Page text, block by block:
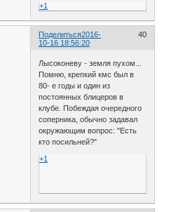
+1
Поделиться 40
2016-
10-16 18:56:20
Лысоконеву - земля пухом...
Помню, крепкий кмс был в
80- е годы и один из
постоянных блицеров в
клубе. Побеждая очередного
соперника, обычно задавал
окружающим вопрос: "Есть
кто посильней?"
+1